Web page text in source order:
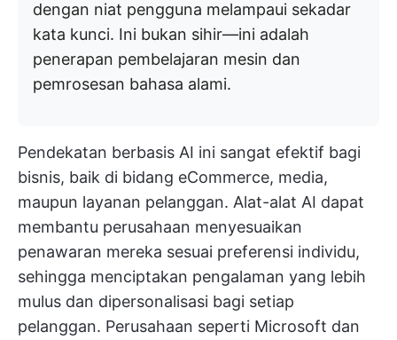
dengan niat pengguna melampaui sekadar
kata kunci. Ini bukan sihir—ini adalah
penerapan pembelajaran mesin dan
pemrosesan bahasa alami.
Pendekatan berbasis AI ini sangat efektif bagi
bisnis, baik di bidang eCommerce, media,
maupun layanan pelanggan. Alat-alat AI dapat
membantu perusahaan menyesuaikan
penawaran mereka sesuai preferensi individu,
sehingga menciptakan pengalaman yang lebih
mulus dan dipersonalisasi bagi setiap
pelanggan. Perusahaan seperti Microsoft dan